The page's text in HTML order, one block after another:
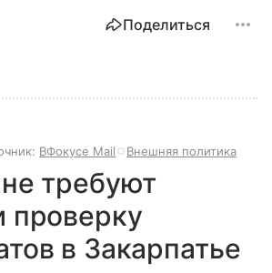
Поделиться
ВФокусе Mail Внешняя политика
требуют
проверку
в Закарпатье